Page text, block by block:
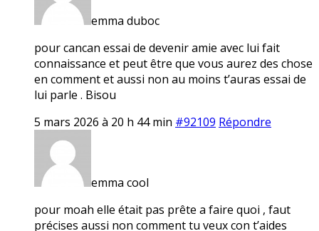
emma duboc
pour cancan essai de devenir amie avec lui fait
connaissance et peut être que vous aurez des chose
en comment et aussi non au moins t’auras essai de
lui parle . Bisou
5 mars 2026 à 20 h 44 min #92109 Répondre
emma cool
pour moah elle était pas prête a faire quoi , faut
précises aussi non comment tu veux con t’aides